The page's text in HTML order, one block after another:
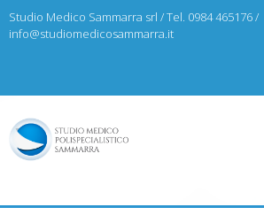
Skip
to
Studio Medico Sammarra srl / Tel. 0984 465176 /
info@studiomedicosammarra.it